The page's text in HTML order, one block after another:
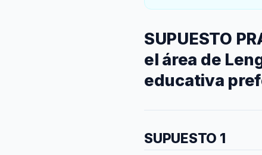
SUPUESTO
el área de
educativa
SUPUESTO 1